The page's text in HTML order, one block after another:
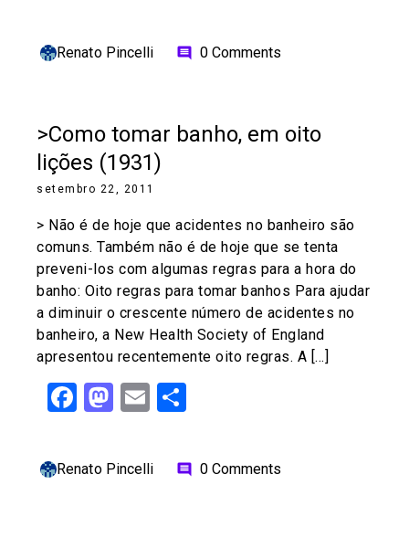
Renato Pincelli comment 0 Comments
>Como tomar banho, em oito
lições (1931)
setembro 22, 2011
> Não é de hoje que acidentes no banheiro são
comuns. Também não é de hoje que se tenta
preveni-los com algumas regras para a hora do
banho: Oito regras para tomar banhos Para ajudar
a diminuir o crescente número de acidentes no
banheiro, a New Health Society of England
apresentou recentemente oito regras. A […]
Facebook
Mastodon
Email
Renato Pincelli comment 0 Comments